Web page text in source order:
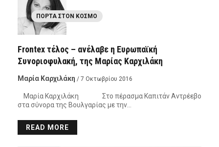
ΠΌΡΤΑ ΣΤΟΝ ΚΌΣΜΟ
Frontex τέλος – ανέλαβε η Ευρωπαϊκή
Συνοριοφυλακή, της Μαρίας Καρχιλάκη
Μαρία Καρχιλάκη / 7 Οκτωβρίου 2016
Μαρία Καρχιλάκη Στο πέρασμα Καπιτάν Αντρέεβο
στα σύνορα της Βουλγαρίας με την…
READ MORE